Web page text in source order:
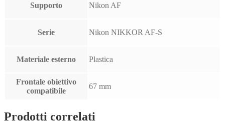
Supporto Nikon AF
Serie Nikon NIKKOR AF-S
Materiale esterno Plastica
Frontale obiettivo
compatibile
67 mm
Prodotti correlati